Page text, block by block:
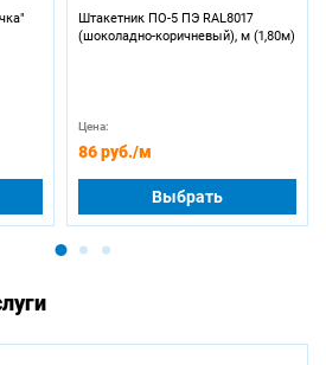
Штакетник ПО-5 ПЭ RAL8017
(шоколадно-коричневый), м (1,80м)
Цена:
86 руб./м
Выбрать